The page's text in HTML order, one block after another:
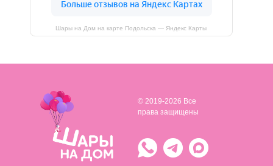
Шары на Дом на карте Подольска — Яндекс Карты
© 2019-2026 Все
права защищены